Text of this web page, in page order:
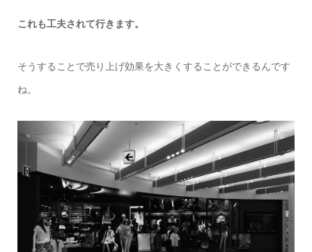
これも工夫されて行きます。
そうすることで売り上げ効果を大きくすることができるんです
ね。